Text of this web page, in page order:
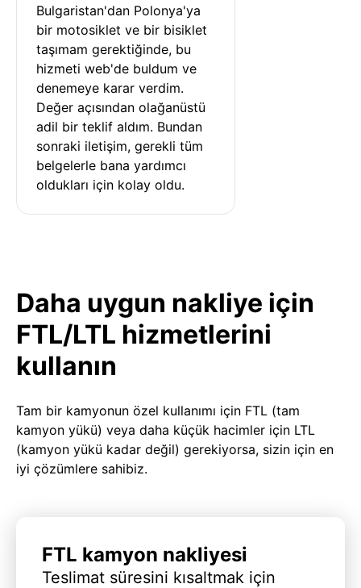
Bulgaristan'dan Polonya'ya
bir motosiklet ve bir bisiklet
taşımam gerektiğinde, bu
hizmeti web'de buldum ve
denemeye karar verdim.
Değer açısından olağanüstü
adil bir teklif aldım. Bundan
sonraki iletişim, gerekli tüm
belgelerle bana yardımcı
oldukları için kolay oldu.
Daha uygun nakliye için
FTL/LTL hizmetlerini
kullanın
Tam bir kamyonun özel kullanımı için FTL (tam
kamyon yükü) veya daha küçük hacimler için LTL
(kamyon yükü kadar değil) gerekiyorsa, sizin için en
iyi çözümlere sahibiz.
FTL kamyon nakliyesi
Teslimat süresini kısaltmak için